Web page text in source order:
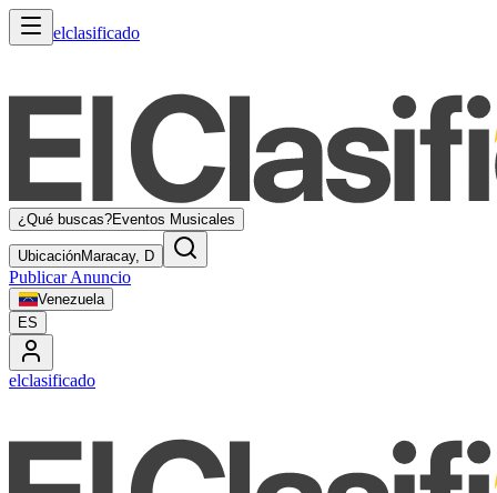
elclasificado
¿Qué buscas?Eventos Musicales
UbicaciónMaracay, D
Publicar Anuncio
Venezuela
ES
elclasificado